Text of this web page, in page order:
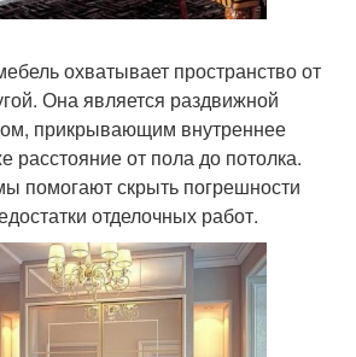
охватывает пространство от
Она является раздвижной
прикрывающим внутреннее
расстояние от пола до потолка.
помогают скрыть погрешности
отделочных работ.